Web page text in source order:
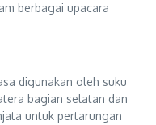
berbagai upacara
digunakan oleh suku
bagian selatan dan
untuk pertarungan